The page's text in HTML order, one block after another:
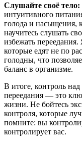
Слушайте своё тело:
интуитивного
голода и насыщения,
научитесь слушать
избежать
которые едят не по
голодны, что
баланс в организме.
В итоге, контроль
переедания — это
жизни. Не бойтесь
контроля, которые
помните: вы
контролирует вас.